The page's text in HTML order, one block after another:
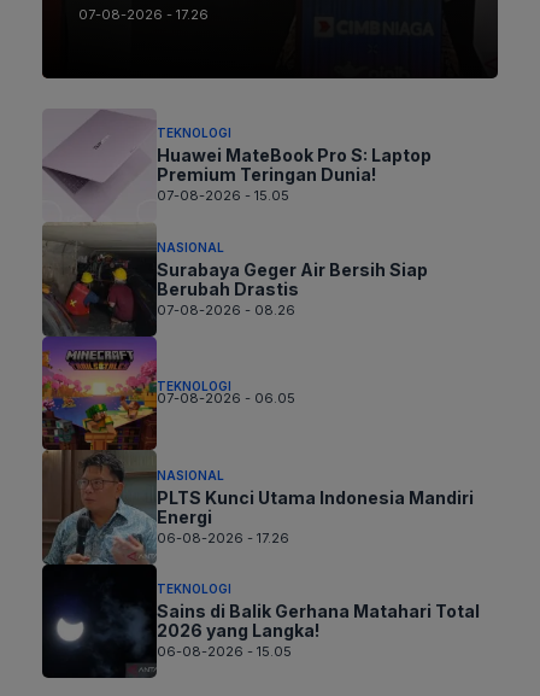
07-08-2026 - 17.26
TEKNOLOGI
Huawei MateBook Pro S: Laptop
Premium Teringan Dunia!
07-08-2026 - 15.05
NASIONAL
Surabaya Geger Air Bersih Siap
Berubah Drastis
07-08-2026 - 08.26
TEKNOLOGI
07-08-2026 - 06.05
NASIONAL
PLTS Kunci Utama Indonesia Mandiri
Energi
06-08-2026 - 17.26
TEKNOLOGI
Sains di Balik Gerhana Matahari Total
2026 yang Langka!
06-08-2026 - 15.05